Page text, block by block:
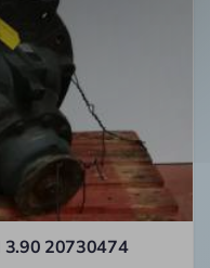
3.90 20730474